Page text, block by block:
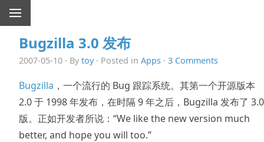
Bugzilla 3.0 发布
2007-05-10 · By toy· Posted in Apps · 3 Comments
Bugzilla ，一个流行的 Bug 跟踪系统。其第一个开源版本
2.0 于 1998 年发布，在时隔 9 年之后，Bugzilla 发布了 3.0
版。正如开发者所说：“We like the new version much
better, and hope you will too.”